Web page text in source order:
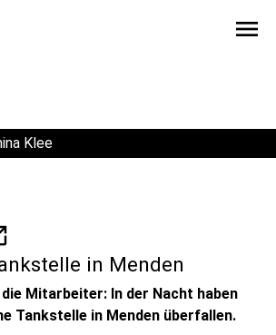
menu
Klee
in Menden
Mitarbeiter: In der Nacht haben
Tankstelle in Menden überfallen.